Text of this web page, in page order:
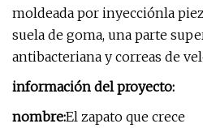
moldeada por inyecciónla
suela de goma, una parte
antibacteriana y correas de
información del proyecto:
nombre:El zapato que crece